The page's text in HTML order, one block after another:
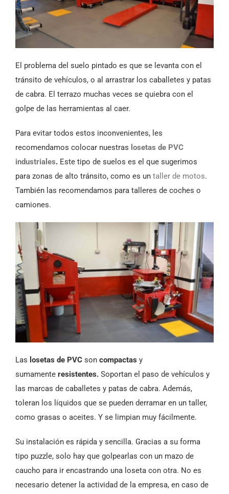
El problema del suelo pintado es que se levanta con el
tránsito de vehículos, o al arrastrar los caballetes y patas
de cabra. El terrazo muchas veces se quiebra con el
golpe de las herramientas al caer.
Para evitar todos estos inconvenientes, les
recomendamos colocar nuestras losetas de PVC
industriales. Este tipo de suelos es el que sugerimos
para zonas de alto tránsito, como es un taller de motos.
También las recomendamos para talleres de coches o
camiones.
Las losetas de PVC son compactas y
sumamente resistentes. Soportan el paso de vehículos y
las marcas de caballetes y patas de cabra. Además,
toleran los líquidos que se pueden derramar en un taller,
como grasas o aceites. Y se limpian muy fácilmente.
Su instalación es rápida y sencilla. Gracias a su forma
tipo puzzle, solo hay que golpearlas con un mazo de
caucho para ir encastrando una loseta con otra. No es
necesario detener la actividad de la empresa, en caso de